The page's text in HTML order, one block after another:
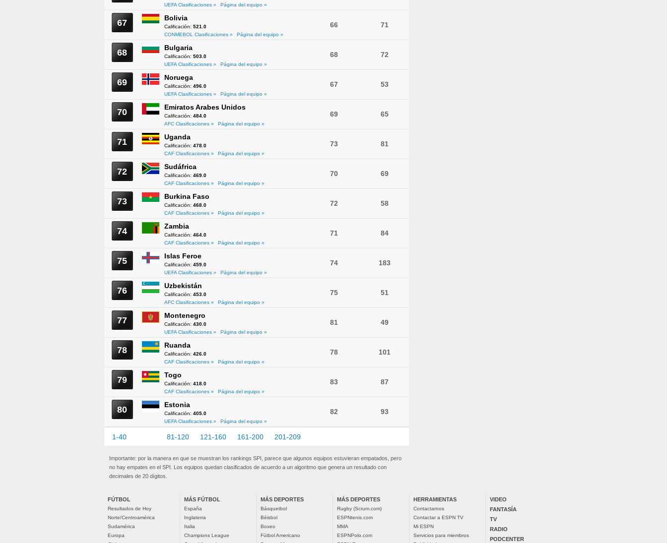
UEFA Clasificaciones »
Página del equipo »
67 Bolivia
Calificación: 521.0
CONMEBOL Clasificaciones »
Página del equipo »
66 71
68 Bulgaria
Calificación: 503.0
UEFA Clasificaciones »
Página del equipo »
68 72
69 Noruega
Calificación: 496.0
UEFA Clasificaciones »
Página del equipo »
67 53
70 Emiratos Arabes Unidos
Calificación: 484.0
AFC Clasificaciones »
Página del equipo »
69 65
71 Uganda
Calificación: 478.0
CAF Clasificaciones »
Página del equipo »
73 81
72 Sudáfrica
Calificación: 469.0
CAF Clasificaciones »
Página del equipo »
70 69
73 Burkina Faso
Calificación: 468.0
CAF Clasificaciones »
Página del equipo »
72 58
74 Zambia
Calificación: 464.0
CAF Clasificaciones »
Página del equipo »
71 84
75 Islas Feroe
Calificación: 459.0
UEFA Clasificaciones »
Página del equipo »
74 183
76 Uzbekistán
Calificación: 453.0
AFC Clasificaciones »
Página del equipo »
75 51
77 Montenegro
Calificación: 430.0
UEFA Clasificaciones »
Página del equipo »
81 49
78 Ruanda
Calificación: 426.0
CAF Clasificaciones »
Página del equipo »
78 101
79 Togo
Calificación: 418.0
CAF Clasificaciones »
Página del equipo »
83 87
80 Estonia
Calificación: 405.0
UEFA Clasificaciones »
Página del equipo »
82 93
1-40 81-120 121-160 161-200 201-209
Importante: por la manera en que se muestran los rankings SPI, parece que algunos equipos estuvieran empatados, pero
no hay empates en el SPI. Los equipos quedan clasificados de acuerdo a un algoritmo que genera un resultado con
decimales de 20 dígitos.
FÚTBOL
Resultados de Hoy
Norte/Centroamérica
Sudamérica
Europa
MÁS FÚTBOL
España
Inglaterra
Italia
Champions League
MÁS DEPORTES
Básquetbol
Béisbol
Boxeo
Fútbol Americano
MÁS DEPORTES
Rugby (Scrum.com)
ESPNtenis.com
MMA
ESPNPolo.com
HERRAMIENTAS
Contactarnos
Contactar a ESPN TV
Mi ESPN
Servicios para miembros
VIDEO
FANTASÍA
TV
RADIO
PODCENTER